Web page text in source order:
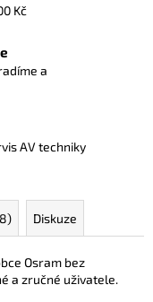
Kč
a
AV techniky
Diskuze
Osram bez
a zručné uživatele.